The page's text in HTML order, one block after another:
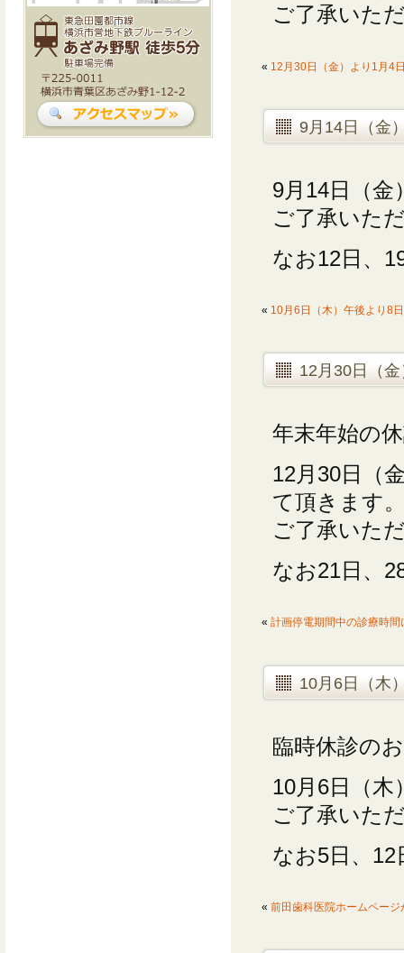
ご了承いた
« 12月30日（金）より1月4
9月14日（金
9月14日（
ご了承いた
なお12日、
« 10月6日（木）午後より8
12月30日（
年末年始の
12月30日（
て頂きます
ご了承いた
なお21日、
« 計画停電期間中の診療時間
10月6日（木
臨時休診の
10月6日（
ご了承いた
なお5日、
« 前田歯科医院ホームペー